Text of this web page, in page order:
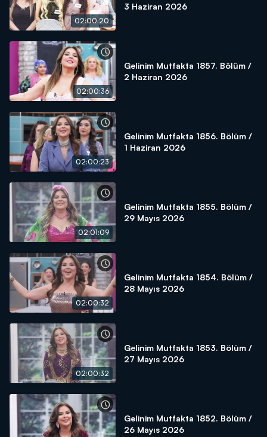
02:00:20
3 Haziran 2026
02:00:36
Gelinim Mutfakta 1857. Bölüm /
2 Haziran 2026
02:00:23
Gelinim Mutfakta 1856. Bölüm /
1 Haziran 2026
02:01:09
Gelinim Mutfakta 1855. Bölüm /
29 Mayıs 2026
02:00:32
Gelinim Mutfakta 1854. Bölüm /
28 Mayıs 2026
02:00:32
Gelinim Mutfakta 1853. Bölüm /
27 Mayıs 2026
Gelinim Mutfakta 1852. Bölüm /
26 Mayıs 2026